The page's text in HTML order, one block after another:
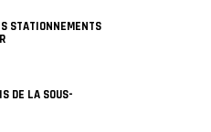
STATIONNEMENTS
DE LA SOUS-